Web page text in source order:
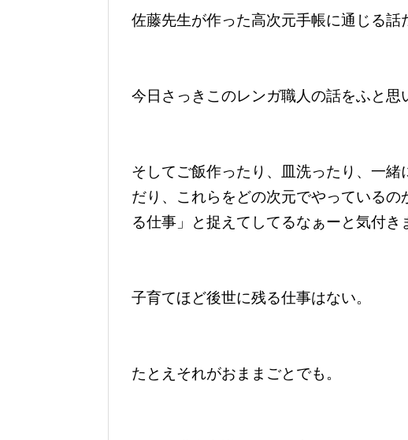
佐藤先生が作った高次元手帳に通じる話
今日さっきこのレンガ職人の話をふと思
そしてご飯作ったり、皿洗ったり、一
だり、これらをどの次元でやっている
る仕事」と捉えてしてるなぁーと気付き
子育てほど後世に残る仕事はない。
たとえそれがおままごとでも。